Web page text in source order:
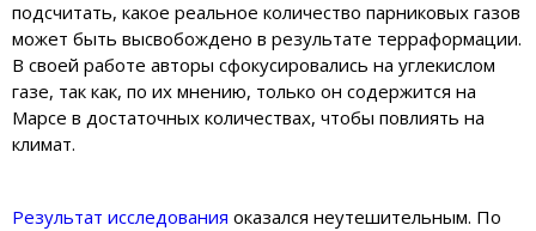
подсчитать, какое реальное количество парниковых газов
может быть высвобождено в результате терраформации.
В своей работе авторы сфокусировались на углекислом
газе, так как, по их мнению, только он содержится на
Марсе в достаточных количествах, чтобы повлиять на
климат.
Результат исследования оказался неутешительным. По